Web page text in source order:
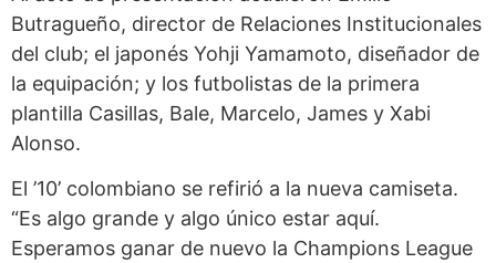
Butragueño, director de Relaciones Institucionales
del club; el japonés Yohji Yamamoto, diseñador de
la equipación; y los futbolistas de la primera
plantilla Casillas, Bale, Marcelo, James y Xabi
Alonso.
El ’10’ colombiano se refirió a la nueva camiseta.
“Es algo grande y algo único estar aquí.
Esperamos ganar de nuevo la Champions League